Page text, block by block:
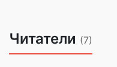
Читатели (7)